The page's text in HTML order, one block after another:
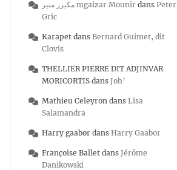
مكيزر منير mgaizar Mounir dans Peter
Gric
Karapet dans Bernard Guimet, dit
Clovis
THELLIER PIERRE DIT ADJINVAR
MORICORTIS dans Joh’
Mathieu Celeyron dans Lisa
Salamandra
Harry gaabor dans Harry Gaabor
Françoise Ballet dans Jérôme
Danikowski